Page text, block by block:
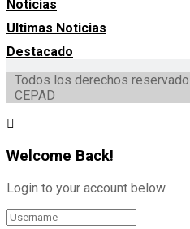
Noticias
Ultimas Noticias
Destacado
Todos los derechos
CEPAD
Welcome Back!
Login to your account below